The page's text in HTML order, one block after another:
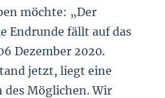
möchte: „Der
Endrunde fällt auf das
Dezember 2020.
jetzt, liegt eine
des Möglichen. Wir